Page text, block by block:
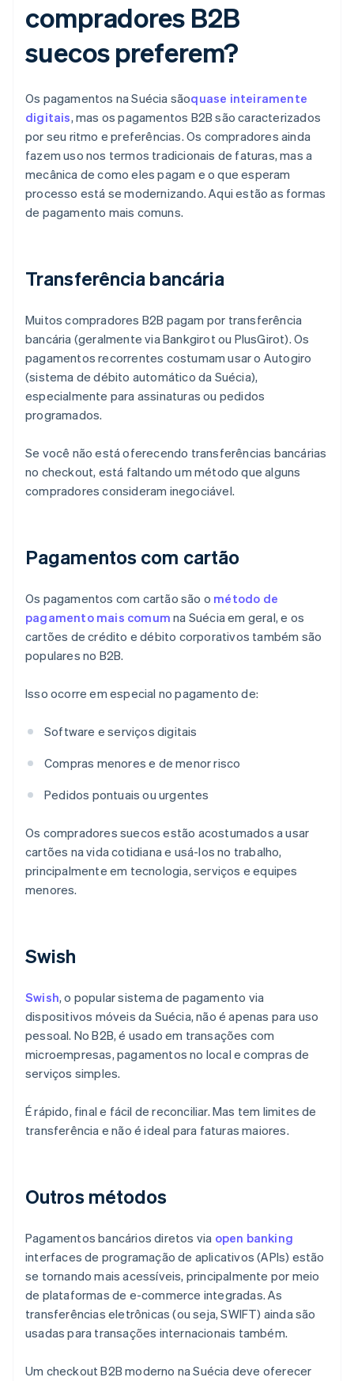
compradores B2B
suecos preferem?
Os pagamentos na Suécia sãoquase inteiramente
digitais, mas os pagamentos B2B são caracterizados
por seu ritmo e preferências. Os compradores ainda
fazem uso nos termos tradicionais de faturas, mas a
mecânica de como eles pagam e o que esperam
processo está se modernizando. Aqui estão as formas
de pagamento mais comuns.
Transferência bancária
Muitos compradores B2B pagam por transferência
bancária (geralmente via Bankgirot ou PlusGirot). Os
pagamentos recorrentes costumam usar o Autogiro
(sistema de débito automático da Suécia),
especialmente para assinaturas ou pedidos
programados.
Se você não está oferecendo transferências bancárias
no checkout, está faltando um método que alguns
compradores consideram inegociável.
Pagamentos com cartão
Os pagamentos com cartão são o método de
pagamento mais comum na Suécia em geral, e os
cartões de crédito e débito corporativos também são
populares no B2B.
Isso ocorre em especial no pagamento de:
Software e serviços digitais
Compras menores e de menor risco
Pedidos pontuais ou urgentes
Os compradores suecos estão acostumados a usar
cartões na vida cotidiana e usá-los no trabalho,
principalmente em tecnologia, serviços e equipes
menores.
Swish
Swish, o popular sistema de pagamento via
dispositivos móveis da Suécia, não é apenas para uso
pessoal. No B2B, é usado em transações com
microempresas, pagamentos no local e compras de
serviços simples.
É rápido, final e fácil de reconciliar. Mas tem limites de
transferência e não é ideal para faturas maiores.
Outros métodos
Pagamentos bancários diretos via open banking
interfaces de programação de aplicativos (APIs) estão
se tornando mais acessíveis, principalmente por meio
de plataformas de e-commerce integradas. As
transferências eletrônicas (ou seja, SWIFT) ainda são
usadas para transações internacionais também.
Um checkout B2B moderno na Suécia deve oferecer